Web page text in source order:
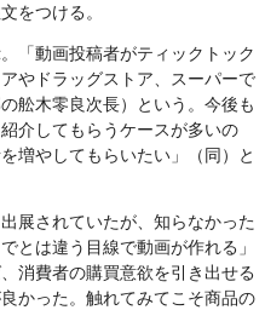
をつける。
「動画投稿者がティックトック
やドラッグストア、スーパーで
舩木零良次長）という。今後も
介してもらうケースが多いの
増やしてもらいたい」（同）と
展されていたが、知らなかった
とは違う目線で動画が作れる」
消費者の購買意欲を引き出せる
かった。触れてみてこそ商品の